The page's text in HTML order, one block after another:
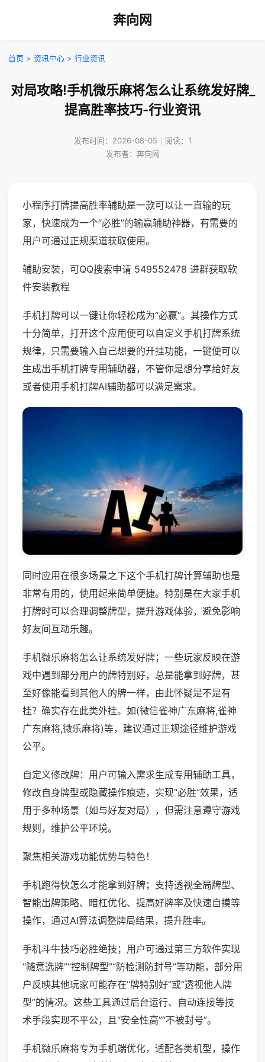
奔向网
首页 > 资讯中心 > 行业资讯
对局攻略!手机微乐麻将怎么让系统发好牌_
提高胜率技巧-行业资讯
发布时间：2026-08-05｜阅读：1
发布者：奔向网
小程序打牌提高胜率辅助是一款可以让一直输的玩
家，快速成为一个“必胜”的输赢辅助神器，有需要的
用户可通过正规渠道获取使用。
辅助安装，可QQ搜索申请 549552478 进群获取软
件安装教程
手机打牌可以一键让你轻松成为“必赢”。其操作方式
十分简单，打开这个应用便可以自定义手机打牌系统
规律，只需要输入自己想要的开挂功能，一键便可以
生成出手机打牌专用辅助器，不管你是想分享给好友
或者使用手机打牌AI辅助都可以满足需求。
同时应用在很多场景之下这个手机打牌计算辅助也是
非常有用的，使用起来简单便捷。特别是在大家手机
打牌时可以合理调整牌型，提升游戏体验，避免影响
好友间互动乐趣。
手机微乐麻将怎么让系统发好牌；一些玩家反映在游
戏中遇到部分用户的牌特别好，总是能拿到好牌，甚
至好像能看到其他人的牌一样，由此怀疑是不是有
挂？确实存在此类外挂。如(微信雀神广东麻将,雀神
广东麻将,微乐麻将)等，建议通过正规途径维护游戏
公平。
自定义修改牌：用户可输入需求生成专用辅助工具，
修改自身牌型或隐藏操作痕迹，实现“必胜”效果，适
用于多种场景（如与好友对局），但需注意遵守游戏
规则，维护公平环境。
聚焦相关游戏功能优势与特色！
手机跑得快怎么才能拿到好牌；支持透视全局牌型、
智能出牌策略、暗杠优化、提高好牌率及快速自摸等
操作，通过AI算法调整牌局结果，提升胜率。
手机斗牛技巧必胜绝技；用户可通过第三方软件实现
“随意选牌”“控制牌型”“防检测防封号”等功能，部分用
户反映其他玩家可能存在“牌特别好”或“透视他人牌
型”的情况。这些工具通过后台运行、自动连接等技
术手段实现不平公，且“安全性高”“不被封号”。
手机微乐麻将专为手机端优化，适配各类机型，操作